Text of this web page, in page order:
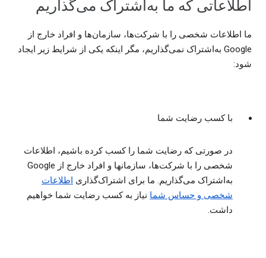
اطلاعاتی که ما به‌اشتراک می‌گذاریم
ما اطلاعات شخصی را با شرکت‌ها، سازمان‌ها و افراد خارج از
Google به‌اشتراک نمی‌گذاریم، مگر اینکه یکی از شرایط زیر ایجاد
شود:
با کسب رضایت شما
در صورتی که رضایت شما را کسب کرده باشیم، اطلاعات
شخصی را با شرکت‌ها، سازمانها و افراد خارج از Google
به‌اشتراک می‌گذاریم. ما برای اشتراک‌گذاری اطلاعات
شخصی و حساس شما نیاز به کسب رضایت شما خواهیم
داشت.